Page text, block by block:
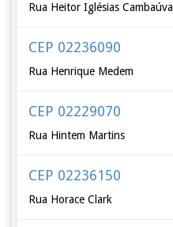
Rua Heitor Iglésias Cambaúva
CEP 02236090
Rua Henrique Medem
CEP 02229070
Rua Hintem Martins
CEP 02236150
Rua Horace Clark